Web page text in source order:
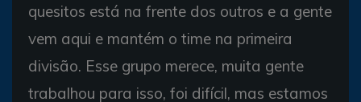
quesitos está na frente dos outros e a gente
vem aqui e mantém o time na primeira
divisão. Esse grupo merece, muita gente
trabalhou para isso, foi difícil, mas estamos